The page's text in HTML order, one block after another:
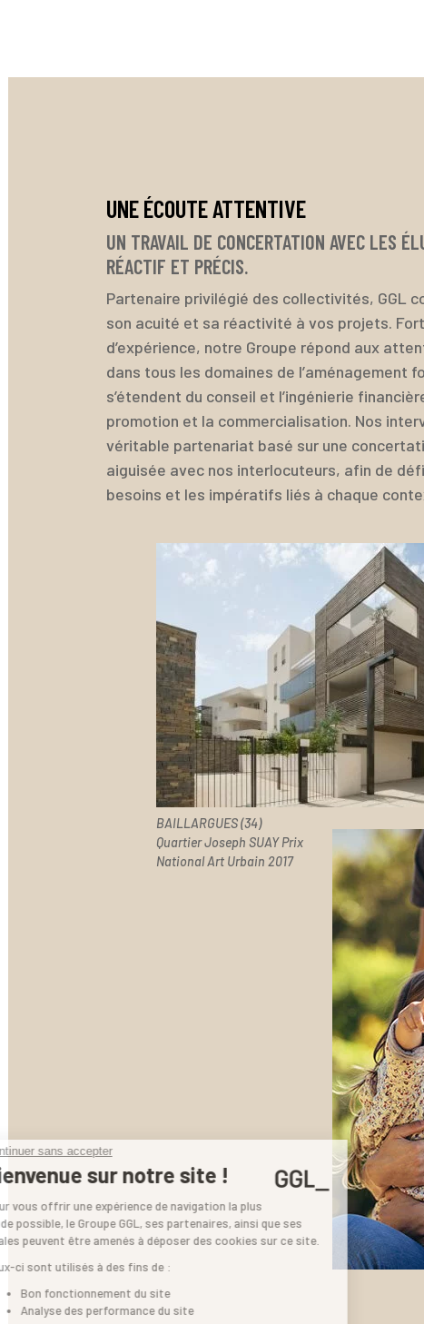
UNE ÉCOUTE ATTENTIVE
UN TRAVAIL DE CONCERTATION AVEC LES
RÉACTIF ET PRÉCIS.
Partenaire privilégié des collectivités, GGL
son acuité et sa réactivité à vos projets.
d’expérience, notre Groupe répond aux
dans tous les domaines de l’aménagement
s’étendent du conseil et l’ingénierie
promotion et la commercialisation. Nos
véritable partenariat basé sur une
aiguisée avec nos interlocuteurs, afin de
besoins et les impératifs liés à chaque
BAILLARGUES (34)
Quartier Joseph SUAY Prix
National Art Urbain 2017
Continuer sans accepter
Bienvenue sur notre site !
Pour vous offrir une expérience de navigation la plus
fluide possible, le Groupe GGL, ses partenaires, ainsi que ses
filiales peuvent être amenés à déposer des cookies sur ce site.
Ceux-ci sont utilisés à des fins de :
Bon fonctionnement du site
Analyse des performance du site